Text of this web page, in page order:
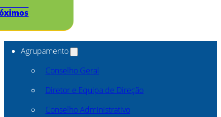
Agrupamento
Conselho Geral
Diretor e Equipa de Direção
Conselho Administrativo